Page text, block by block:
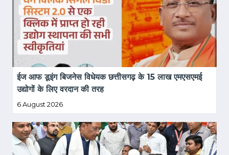
ईज आफ डूइंग बिजनेस विधेयक छत्तीसगढ़ के 15 लाख एमएसएमई
उद्योगों के लिए वरदान की तरह
6 August 2026